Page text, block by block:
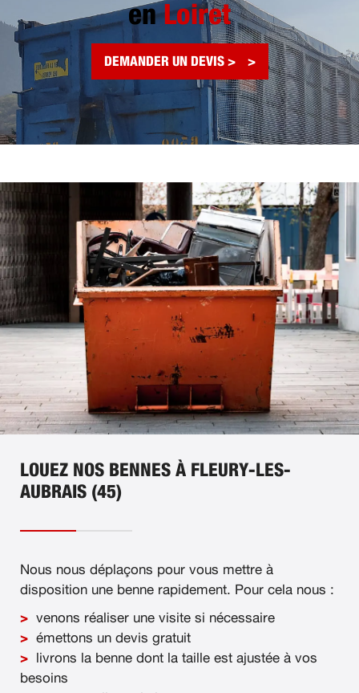
enLoiret
DEMANDER UN DEVIS >
LOUEZ NOS BENNES À FLEURY-LES-
AUBRAIS (45)
Nous nous déplaçons pour vous mettre à
disposition une benne rapidement. Pour cela nous :
venons réaliser une visite si nécessaire
émettons un devis gratuit
livrons la benne dont la taille est ajustée à vos
besoins